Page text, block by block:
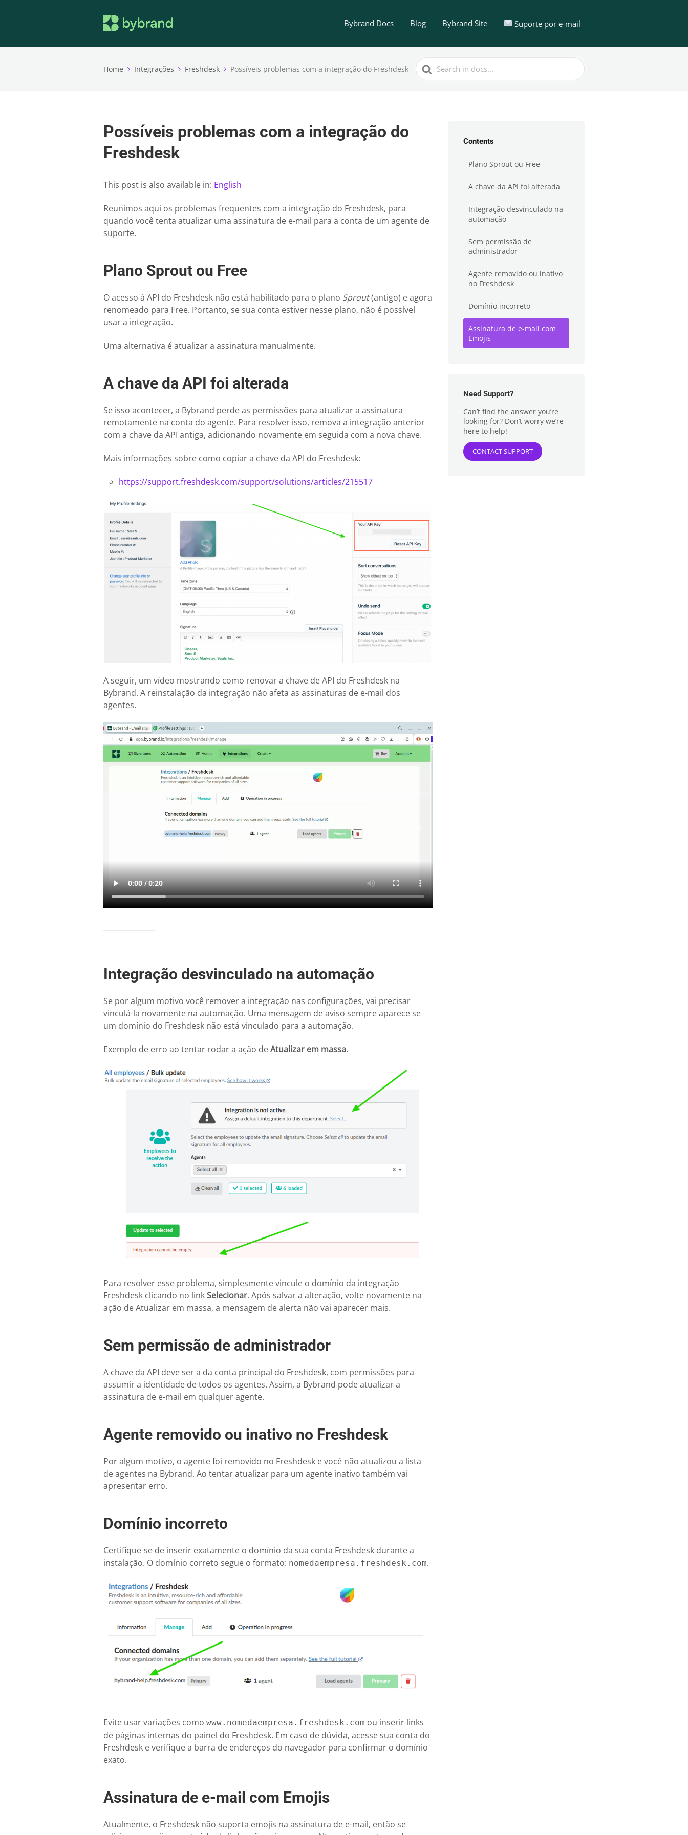
Bybrand Docs Blog Bybrand Site Suporte por e-mail
Home Integrações Freshdesk Possíveis problemas com a integração do Freshdesk
Search
For
Possíveis problemas com a integração do
Freshdesk
This post is also available in: English
Reunimos aqui os problemas frequentes com a integração do Freshdesk, para
quando você tenta atualizar uma assinatura de e-mail para a conta de um agente de
suporte.
Plano Sprout ou Free
O acesso à API do Freshdesk não está habilitado para o plano Sprout(antigo) e agora
renomeado para Free. Portanto, se sua conta estiver nesse plano, não é possível
usar a integração.
Uma alternativa é atualizar a assinatura manualmente.
A chave da API foi alterada
Se isso acontecer, a Bybrand perde as permissões para atualizar a assinatura
remotamente na conta do agente. Para resolver isso, remova a integração anterior
com a chave da API antiga, adicionando novamente em seguida com a nova chave.
Mais informações sobre como copiar a chave da API do Freshdesk:
https://support.freshdesk.com/support/solutions/articles/215517
A seguir, um vídeo mostrando como renovar a chave de API do Freshdesk na
Bybrand. A reinstalação da integração não afeta as assinaturas de e-mail dos
agentes.
Integração desvinculado na automação
Se por algum motivo você remover a integração nas configurações, vai precisar
vinculá-la novamente na automação. Uma mensagem de aviso sempre aparece se
um domínio do Freshdesk não está vinculado para a automação.
Exemplo de erro ao tentar rodar a ação deAtualizar em massa.
Para resolver esse problema, simplesmente vincule o domínio da integração
Freshdesk clicando no linkSelecionar. Após salvar a alteração, volte novamente na
ação de Atualizar em massa, a mensagem de alerta não vai aparecer mais.
Sem permissão de administrador
A chave da API deve ser a da conta principal do Freshdesk, com permissões para
assumir a identidade de todos os agentes. Assim, a Bybrand pode atualizar a
assinatura de e-mail em qualquer agente.
Agente removido ou inativo no Freshdesk
Por algum motivo, o agente foi removido no Freshdesk e você não atualizou a lista
de agentes na Bybrand. Ao tentar atualizar para um agente inativo também vai
apresentar erro.
Domínio incorreto
Certifique-se de inserir exatamente o domínio da sua conta Freshdesk durante a
instalação. O domínio correto segue o formato: nomedaempresa.freshdesk.com.
Evite usar variações como www.nomedaempresa.freshdesk.com ou inserir links
de páginas internas do painel do Freshdesk. Em caso de dúvida, acesse sua conta do
Freshdesk e verifique a barra de endereços do navegador para confirmar o domínio
exato.
Assinatura de e-mail com Emojis
Atualmente, o Freshdesk não suporta emojis na assinatura de e-mail, então se
Contents
Plano Sprout ou Free
A chave da API foi alterada
Integração desvinculado na
automação
Sem permissão de
administrador
Agente removido ou inativo
no Freshdesk
Domínio incorreto
Assinatura de e-mail com
Emojis
Need Support?
Can’t find the answer you’re
looking for? Don’t worry we’re
here to help!
CONTACT SUPPORT